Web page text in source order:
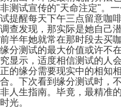
非测试宣传的"天命注定"。
试提醒每天下午三点留意咖
调查发现，那实际是她自己
前半年她就常在那时段去买咖
缘分测试的最大价值或许不
究显示，适度相信测试的人
正的缘分需要现实中的相知
合。下次看到缘分测试时，
非人生指南。毕竟，最精准
时光。